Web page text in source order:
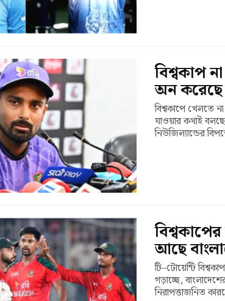
বিশ্বকাপ
অন করেছে
বিশ্বকাপে খেলতে
যাওয়ার কথাই
নিউজিল্যান্ডের
আছে
টি–টোয়েন্টি
গড়াচ্ছে,
নিরাপত্তাজনিত